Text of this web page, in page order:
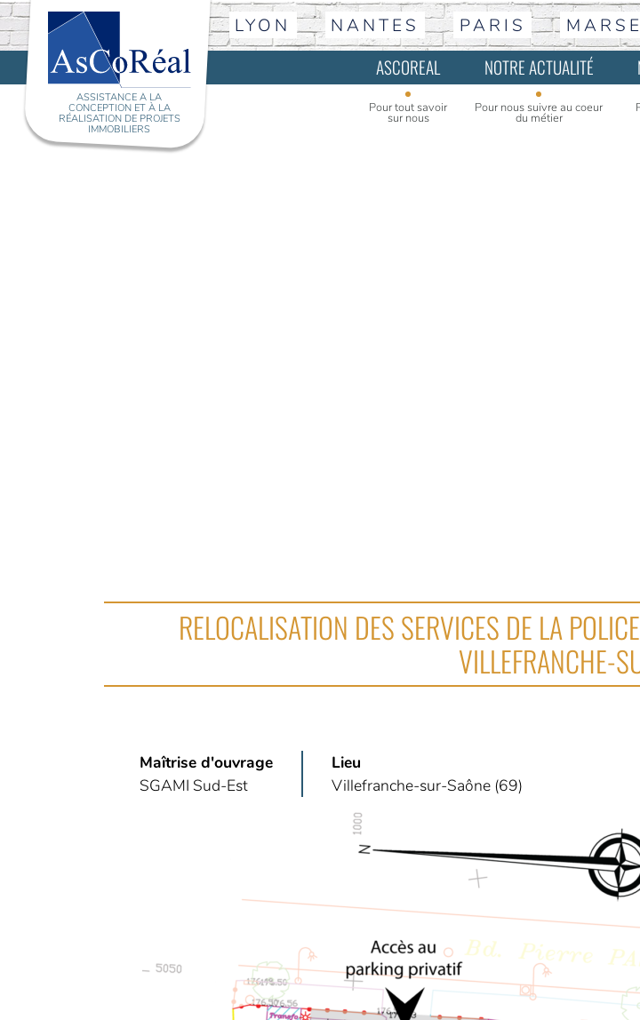
ASSISTANCE À LA
CONCEPTION ET À LA
RÉALISATION DE PROJETS
IMMOBILIERS
LYON NANTES PARIS
ASCOREAL
Pour tout savoir
sur nous
NOTRE ACTUALITÉ
Pour nous suivre au coeur
du métier
RELOCALISATION DES SERVICES DE LA
VILLEFRANCHE-
Maîtrise d'ouvrage
SGAMI Sud-Est
Lieu
Villefranche-sur-Saône (69)